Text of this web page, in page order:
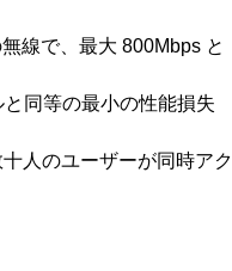
線で、最大 800Mbps と
同等の最小の性能損失
人のユーザーが同時アク